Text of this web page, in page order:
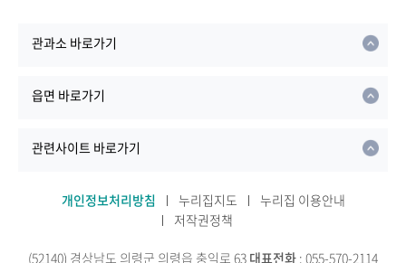
관과소 바로가기
읍면 바로가기
관련사이트 바로가기
개인정보처리방침 누리집지도
누리집 이용안내
저작권정책
(52140) 경상남도 의령군 의령읍 충익로 63 대표전화 : 055-570-2114